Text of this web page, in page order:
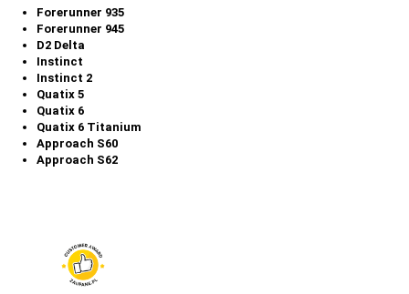
Forerunner 935
Forerunner 945
D2 Delta
Instinct
Instinct 2
Quatix 5
Quatix 6
Quatix 6 Titanium
Approach S60
Approach S62
Bez względu na to, jaki pasek wybierzesz do zegarka, pamiętaj o jego
odpowiedniej pielęgnacji. Przygotowaliśmy kilka przydatnych
wskazówek dotyczących ich czyszczenia.